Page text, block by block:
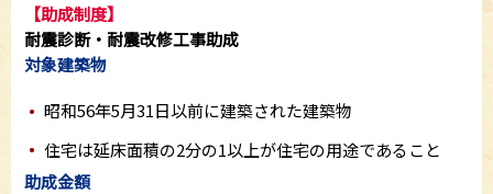
【助成制度】
耐震診断・耐震改修工事助成
対象建築物
昭和56年5月31日以前に建築された建築物
住宅は延床面積の2分の1以上が住宅の用途であること
助成金額